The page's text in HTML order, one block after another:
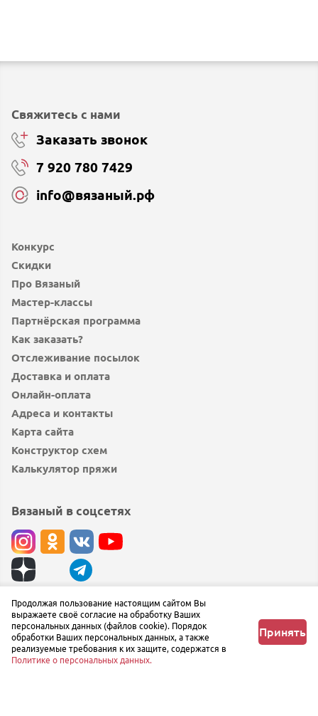
Конкурс
Скидки
Про Вязаный
Мастер-классы
Партнёрская программа
Как заказать?
Отслеживание посылок
Доставка и оплата
Онлайн-оплата
Адреса и контакты
Карта сайта
Конструктор схем
Калькулятор пряжи
Свяжитесь с нами
Заказать звонок
7 920 780 7429
info@вязаный.рф
Вязаный в соцсетях
© вязаный.рф 2019 — 2026
Сообщить об ошибке
Продолжая пользование настоящим сайтом Вы
выражаете своё согласие на обработку Ваших
персональных данных (файлов cookie). Порядок
обработки Ваших персональных данных, а также
реализуемые требования к их защите, содержатся в
Политике о персональных данных.
Принять